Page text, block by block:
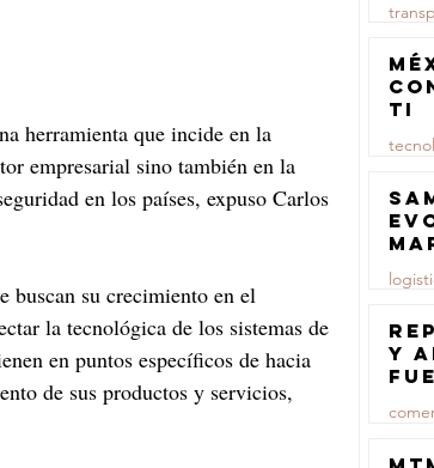
herramienta que incide en la
empresarial sino también en la
en los países, expuso Carlos
buscan su crecimiento en el
la tecnológica de los sistemas de
en puntos específicos de hacia
de sus productos y servicios,
23 jul
TI
23 jul
23 jul
y
23 jul